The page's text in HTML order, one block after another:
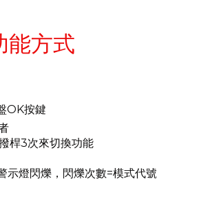
能方式
OK按鍵
3次來切換功能
燈閃爍，閃爍次數=模式代號